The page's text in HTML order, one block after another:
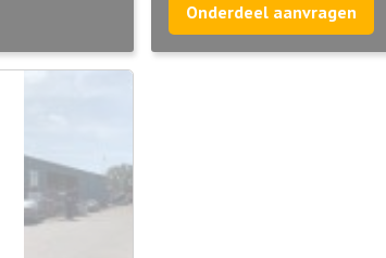
Onderdeel aanvragen